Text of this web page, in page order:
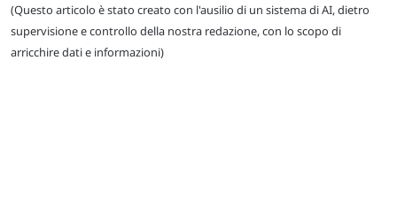
(Questo articolo è stato creato con l'ausilio di un sistema di AI, dietro
supervisione e controllo della nostra redazione, con lo scopo di
arricchire dati e informazioni)